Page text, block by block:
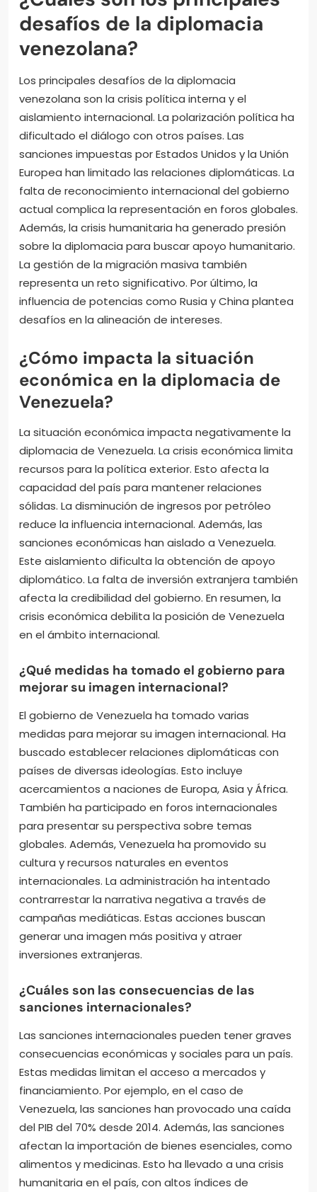
desafíos de la diplomacia
venezolana?
Los principales desafíos de la diplomacia
venezolana son la crisis política interna y el
aislamiento internacional. La polarización política ha
dificultado el diálogo con otros países. Las
sanciones impuestas por Estados Unidos y la Unión
Europea han limitado las relaciones diplomáticas. La
falta de reconocimiento internacional del gobierno
actual complica la representación en foros globales.
Además, la crisis humanitaria ha generado presión
sobre la diplomacia para buscar apoyo humanitario.
La gestión de la migración masiva también
representa un reto significativo. Por último, la
influencia de potencias como Rusia y China plantea
desafíos en la alineación de intereses.
¿Cómo impacta la situación
económica en la diplomacia de
Venezuela?
La situación económica impacta negativamente la
diplomacia de Venezuela. La crisis económica limita
recursos para la política exterior. Esto afecta la
capacidad del país para mantener relaciones
sólidas. La disminución de ingresos por petróleo
reduce la influencia internacional. Además, las
sanciones económicas han aislado a Venezuela.
Este aislamiento dificulta la obtención de apoyo
diplomático. La falta de inversión extranjera también
afecta la credibilidad del gobierno. En resumen, la
crisis económica debilita la posición de Venezuela
en el ámbito internacional.
¿Qué medidas ha tomado el gobierno para
mejorar su imagen internacional?
El gobierno de Venezuela ha tomado varias
medidas para mejorar su imagen internacional. Ha
buscado establecer relaciones diplomáticas con
países de diversas ideologías. Esto incluye
acercamientos a naciones de Europa, Asia y África.
También ha participado en foros internacionales
para presentar su perspectiva sobre temas
globales. Además, Venezuela ha promovido su
cultura y recursos naturales en eventos
internacionales. La administración ha intentado
contrarrestar la narrativa negativa a través de
campañas mediáticas. Estas acciones buscan
generar una imagen más positiva y atraer
inversiones extranjeras.
¿Cuáles son las consecuencias de las
sanciones internacionales?
Las sanciones internacionales pueden tener graves
consecuencias económicas y sociales para un país.
Estas medidas limitan el acceso a mercados y
financiamiento. Por ejemplo, en el caso de
Venezuela, las sanciones han provocado una caída
del PIB del 70% desde 2014. Además, las sanciones
afectan la importación de bienes esenciales, como
alimentos y medicinas. Esto ha llevado a una crisis
humanitaria en el país, con altos índices de